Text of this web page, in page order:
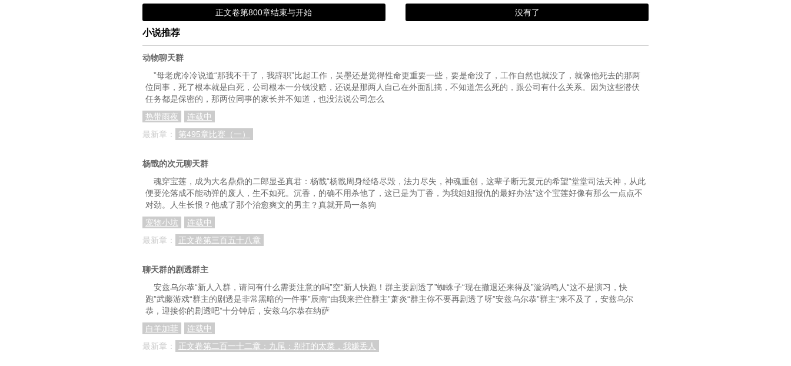
正文卷第800章结束与开始 没有了
小说推荐
动物聊天群
”母老虎冷冷说道“那我不干了，我辞职”比起工作，吴墨还是觉得性命更重要一些，要是命没了，工作自然也就没了，就像他死去的那两
位同事，死了根本就是白死，公司根本一分钱没赔，还说是那两人自己在外面乱搞，不知道怎么死的，跟公司有什么关系。因为这些潜伏
任务都是保密的，那两位同事的家长并不知道，也没法说公司怎么
热带雨夜
连载中
最新章：
第495章比赛（一）
杨戬的次元聊天群
魂穿宝莲，成为大名鼎鼎的二郎显圣真君：杨戬“杨戬周身经络尽毁，法力尽失，神魂重创，这辈子断无复元的希望“堂堂司法天神，从此
便要沦落成不能动弹的废人，生不如死。沉香，的确不用杀他了，这已是为丁香，为我姐姐报仇的最好办法”这个宝莲好像有那么一点点不
对劲。人生长恨？他成了那个治愈爽文的男主？真就开局一条狗
宠物小坑
连载中
最新章：
正文卷第三百五十八章
聊天群的剧透群主
安兹乌尔恭“新人入群，请问有什么需要注意的吗”空“新人快跑！群主要剧透了”蜘蛛子“现在撤退还来得及”漩涡鸣人“这不是演习，快
跑”武藤游戏“群主的剧透是非常黑暗的一件事”辰南“由我来拦住群主”萧炎“群主你不要再剧透了呀”安兹乌尔恭”群主“来不及了，安兹乌尔
恭，迎接你的剧透吧”十分钟后，安兹乌尔恭在纳萨
白羊加菲
连载中
最新章：
正文卷第二百一十二章：九尾：别打的太菜，我嫌丢人